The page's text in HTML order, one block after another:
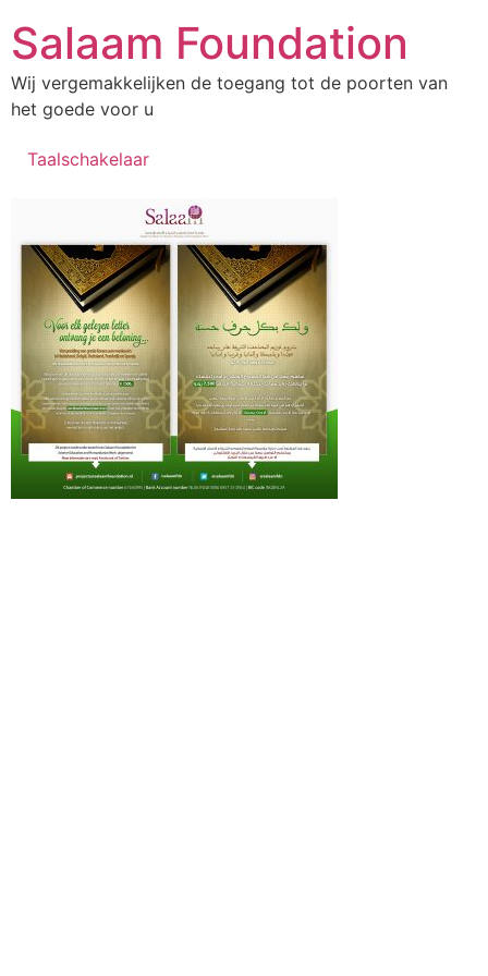
Salaam Foundation
Wij vergemakkelijken de toegang tot de poorten van
het goede voor u
Taalschakelaar